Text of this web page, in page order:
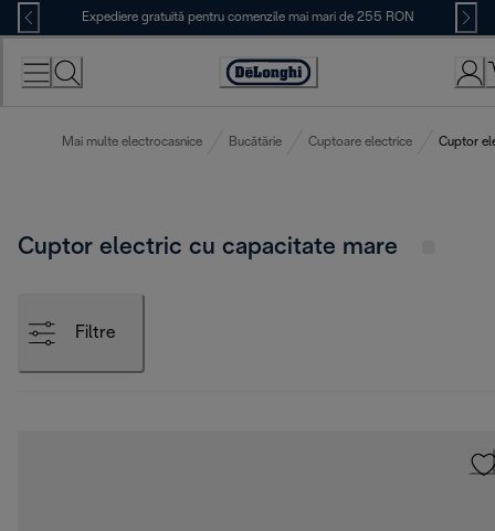
Skip
to
Content
Expediere gratuită pentru comenzile mai mari de 255 RON
Accessibility
Mai multe electrocasnice Bucătărie Cuptoare electrice Cuptor
Cuptor electric cu capacitate mare
Filtre